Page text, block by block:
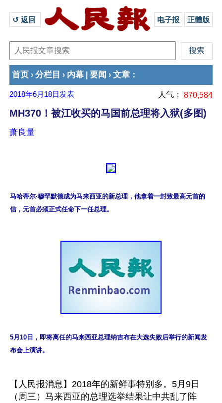
↺ 返回 电子报 正體版
首页 › 分栏目 › 内幕 要闻 › 文章 ：
2018年6月18日 发表 人气： 870,584
MH370！被江收买的马国前总理将入狱(多图)
萧良量
马哈蒂尔·穆罕默德成为马来西亚的新总理，他拿着一封致最高元首的
信，元首必须正式任命下一任总理。
5月10日，即将离任的马来西亚总理纳吉布在大选失败后举行的新闻发
布会上演讲。
【人民报消息】2018年的新鲜事特别多。5月9日
（周三）马来西亚的总理选举结果让中共乱了阵